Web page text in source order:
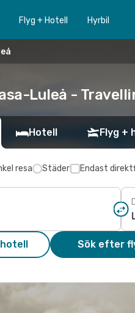
Flyg + Hotell Hyrbil
Luleå -
Hotell Flyg +
resa Städer Endast
Sök efter